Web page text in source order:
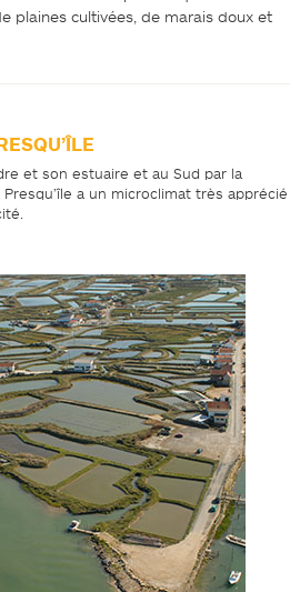
plaines cultivées, de marais doux et
et son estuaire et au Sud par la
a un microclimat très apprécié